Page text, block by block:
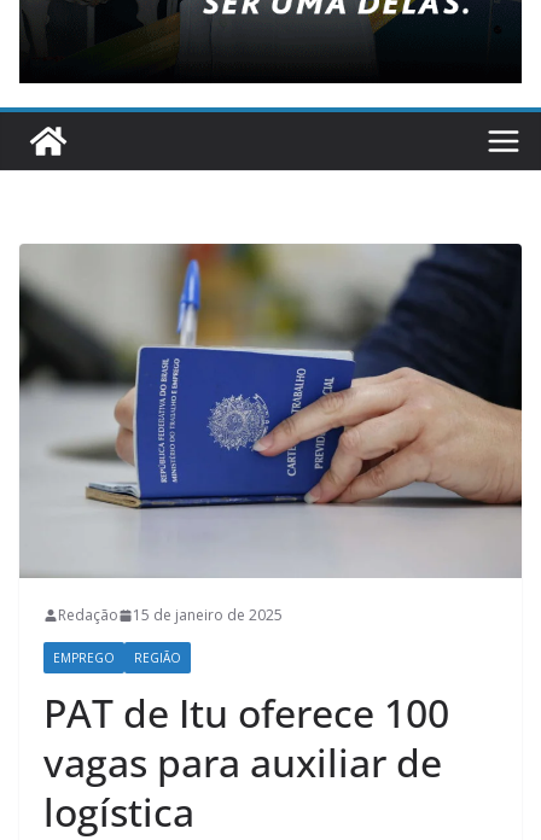
Redação 15 de janeiro de 2025
EMPREGO REGIÃO
PAT de Itu oferece 100
vagas para auxiliar de
logística